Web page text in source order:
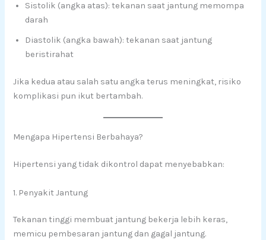
Sistolik (angka atas): tekanan saat jantung memompa
darah
Diastolik (angka bawah): tekanan saat jantung
beristirahat
Jika kedua atau salah satu angka terus meningkat, risiko
komplikasi pun ikut bertambah.
Mengapa Hipertensi Berbahaya?
Hipertensi yang tidak dikontrol dapat menyebabkan:
1. Penyakit Jantung
Tekanan tinggi membuat jantung bekerja lebih keras,
memicu pembesaran jantung dan gagal jantung.